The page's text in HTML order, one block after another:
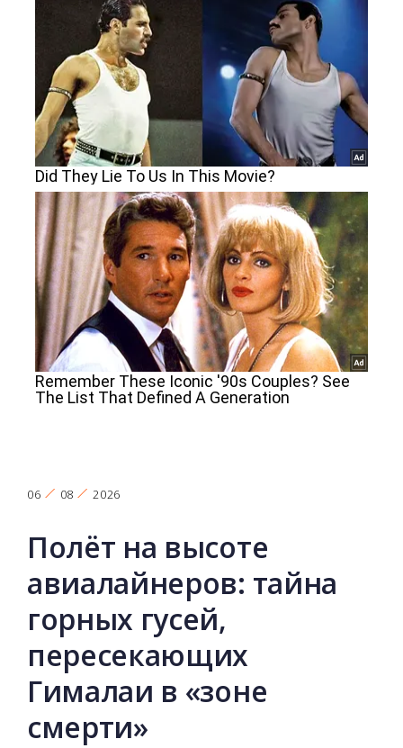
06 08 2026
Полёт на высоте
авиалайнеров: тайна
горных гусей,
пересекающих
Гималаи в «зоне
смерти»